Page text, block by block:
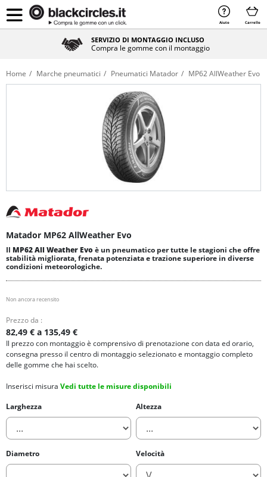
Aiuto Carrello
SERVIZIO DI MONTAGGIO INCLUSO
Compra le gomme con il montaggio
Home Marche pneumatici Pneumatici Matador MP62 AllWeather Evo
Matador MP62 AllWeather Evo
Il MP62 All Weather Evo è un pneumatico per tutte le stagioni che offre
stabilità migliorata, frenata potenziata e trazione superiore in diverse
condizioni meteorologiche.
Non ancora recensito
Prezzo da :
82,49 € a 135,49 €
Il prezzo con montaggio è comprensivo di prenotazione con data ed orario,
consegna presso il centro di montaggio selezionato e montaggio completo
delle gomme che hai scelto.
Inserisci misura Vedi tutte le misure disponibili
Larghezza
Altezza
Diametro Velocità